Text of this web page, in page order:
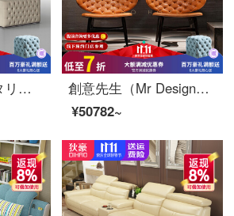
創意様ソファイタリアの後、現代の軽奢な四人の真皮ソファデザイナーが簡単にリビングソファを予約しました。他の三人の席は226*96*80 cmです。
創意先生（Mr Design）北欧スタイル客間シンプルレジャーチェアシングルウッドヴィラ会所現代皮芸ソファー怠け者背もたれチェアツインチェア【カスタムカラー】
¥50782~